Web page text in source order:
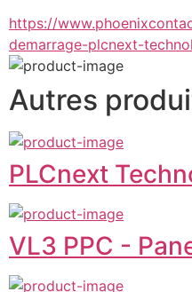
https://
demarrage-plcnext-
Autres
PLCnext
VL3 PPC -